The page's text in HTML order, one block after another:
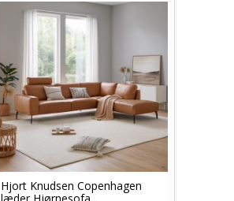
Hjort Knudsen Copenhagen